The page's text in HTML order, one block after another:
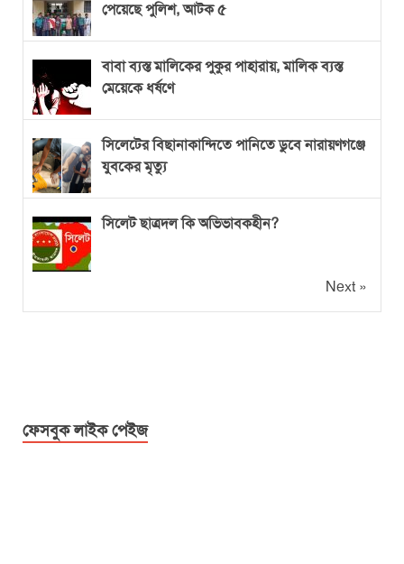
পেয়েছে পুলিশ, আটক ৫
বাবা ব্যস্ত মালিকের পুকুর পাহারায়, মালিক ব্যস্ত
মেয়েকে ধর্ষণে
সিলেটের বিছানাকান্দিতে পানিতে ডুবে নারায়ণগঞ্জে
যুবকের মৃত্যু
সিলেট ছাত্রদল কি অভিভাবকহীন?
Next »
ফেসবুক লাইক পেইজ